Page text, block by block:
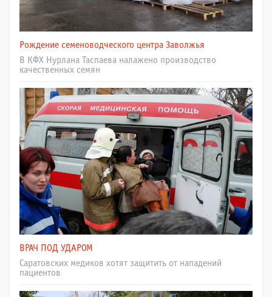
Рождение семеноводческого центра Заволжья
В КФХ Нурлана Таспаева налажено производство
качественных семян
ВРАЧ ПОД УДАРОМ
Саратовских медиков хотят защитить от нападений
пациентов